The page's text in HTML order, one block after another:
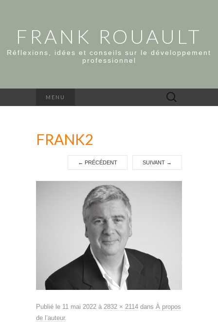
FRANK ROUAULT
Réflexions, idées et conseils sur le développement
professionnel
MENU Rechercher :
FRANK2
← PRÉCÉDENT SUIVANT →
Publié le 11 mai 2022 à 2832 × 2114 dans À propos
de l’auteur.